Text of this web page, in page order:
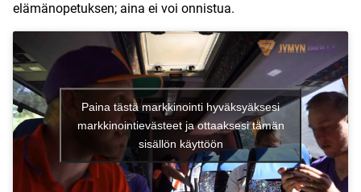
elämänopetuksen; aina ei voi onnistua.
Paina tästä markkinointi hyväksyäksesi
markkinointievästeet ja ottaaksesi tämän
sisällön käyttöön